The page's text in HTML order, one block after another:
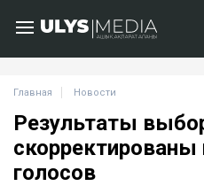
Главная Новости
Результаты
скорректированы
голосов